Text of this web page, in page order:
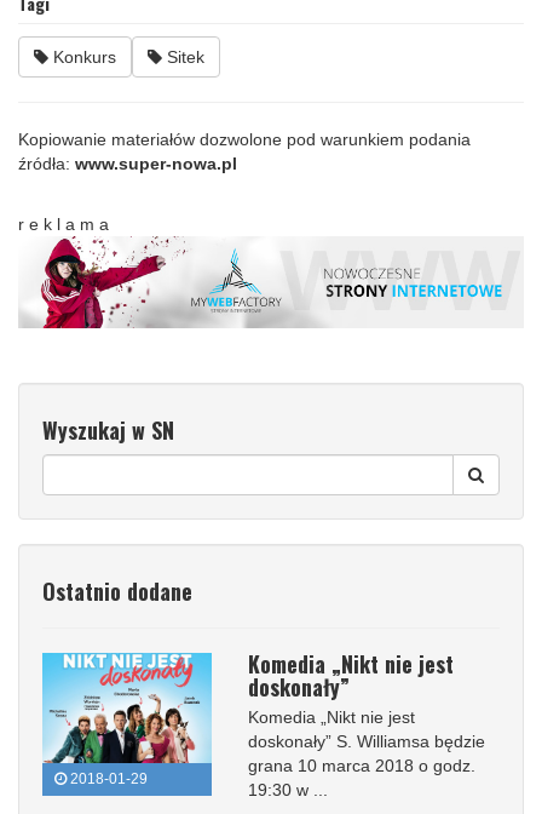
Konkurs Sitek
Kopiowanie materiałów dozwolone pod warunkiem podania
źródła: www.super-nowa.pl
r e k l a m a
Wyszukaj w SN
Ostatnio dodane
2018-01-29
Komedia „Nikt nie jest
doskonały”
Komedia „Nikt nie jest
doskonały” S. Williamsa będzie
grana 10 marca 2018 o godz.
19:30 w ...